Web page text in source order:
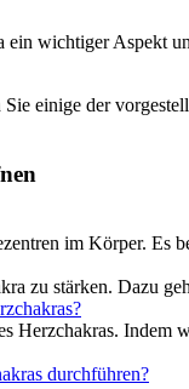
ein wichtiger
einige der
im Körper.
zu stärken. Dazu
Herzchakras.
durchführen?